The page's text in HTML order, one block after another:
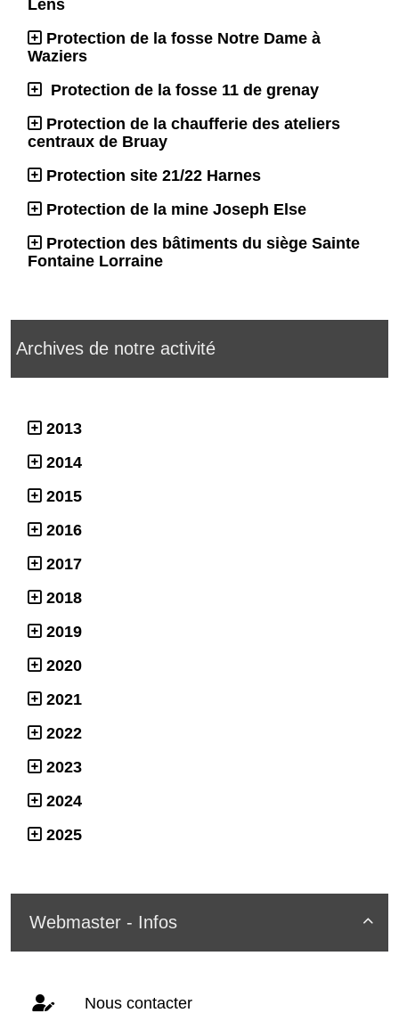
Lens
Protection de la fosse Notre Dame à
Waziers
Protection de la fosse 11 de grenay
Protection de la chaufferie des ateliers
centraux de Bruay
Protection site 21/22 Harnes
Protection de la mine Joseph Else
Protection des bâtiments du siège Sainte
Fontaine Lorraine
Archives de notre activité
2013
2014
2015
2016
2017
2018
2019
2020
2021
2022
2023
2024
2025

Webmaster - Infos
Nous contacter